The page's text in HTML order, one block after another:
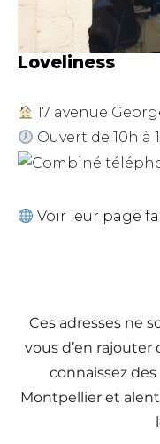
Loveliness
17 avenue
Ouvert de 10h à
Voir leur page
Ces adresses ne
vous d’en rajouter
connaissez des
Montpellier et